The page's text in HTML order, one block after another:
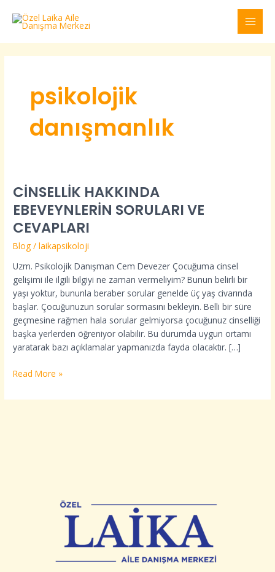
atla
psikolojik
danışmanlık
CİNSELLİK HAKKINDA
EBEVEYNLERİN SORULARI VE
CEVAPLARI
Blog /laikapsikoloji
Uzm. Psikolojik Danışman Cem Devezer Çocuğuma cinsel
gelişimi ile ilgili bilgiyi ne zaman vermeliyim? Bunun belirli bir
yaşı yoktur, bununla beraber sorular genelde üç yaş civarında
başlar. Çocuğunuzun sorular sormasını bekleyin. Belli bir süre
geçmesine rağmen hala sorular gelmiyorsa çocuğunuz cinselliği
başka yerlerden öğreniyor olabilir. Bu durumda uygun ortamı
yaratarak bazı açıklamalar yapmanızda fayda olacaktır. […]
CİNSELLİK
HAKKINDA
EBEVEYNLERİN
SORULARI
VE
Read More »